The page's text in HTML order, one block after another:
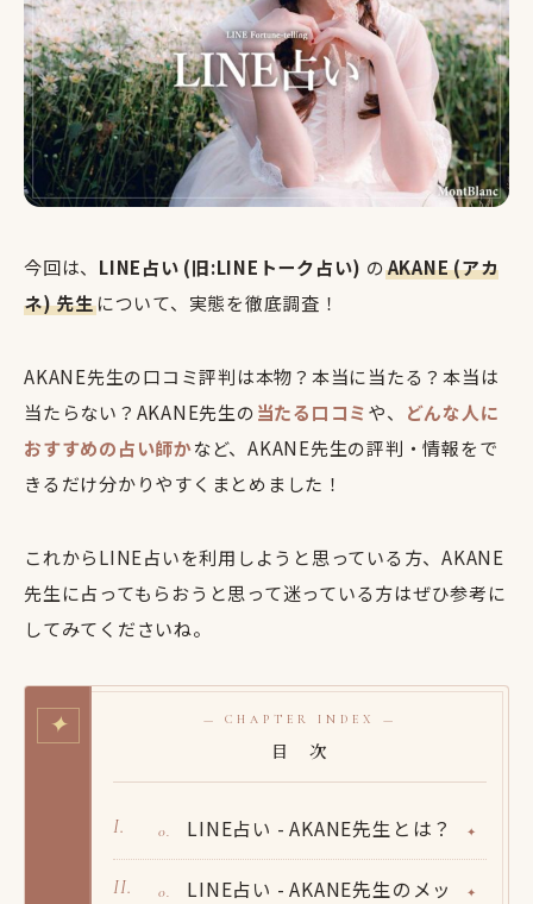
今回は、 LINE占い (旧:LINEトーク占い) のAKANE (アカ
ネ) 先生について、実態を徹底調査！
AKANE先生の口コミ評判は本物？本当に当たる？本当は
当たらない？AKANE先生の当たる口コミや、
どんな人に
おすすめの占い師かなど、AKANE先生の評判・情報をで
きるだけ分かりやすくまとめました！
これからLINE占いを利用しようと思っている方、AKANE
先生に占ってもらおうと思って迷っている方はぜひ参考に
してみてくださいね。
✦ — CHAPTER INDEX —
目 次
LINE占い - AKANE先生とは？
LINE占い - AKANE先生のメッ